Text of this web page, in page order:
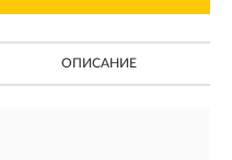
ОПИСАНИЕ